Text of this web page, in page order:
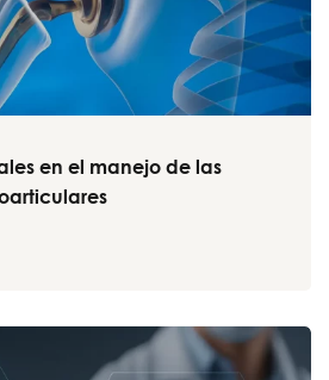
en el manejo de las